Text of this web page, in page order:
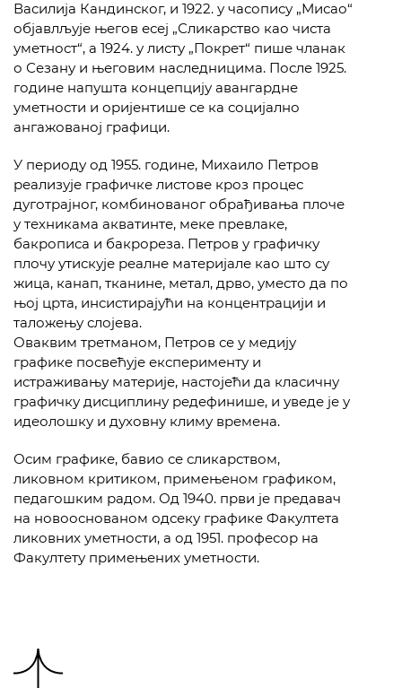
Василија Кандинског, и 1922. у часопису „Мисао“
објавлљује његов есеј „Сликарство као чиста
уметност“, а 1924. у листу „Покрет“ пише чланак
о Сезану и његовим наследницима. После 1925.
године напушта концепцију авангардне
уметности и оријентише се ка социјално
ангажованој графици.
У периоду од 1955. године, Михаило Петров
реализује графичке листове кроз процес
дуготрајног, комбинованог обрађивања плоче
у техникама акватинте, меке превлаке,
бакрописа и бакрореза. Петров у графичку
плочу утискује реалне материјале као што су
жица, канап, тканине, метал, дрво, уместо да по
њој црта, инсистирајући на концентрацији и
таложењу слојева.
Оваквим третманом, Петров се у медију
графике посвећује експерименту и
истраживању материје, настојећи да класичну
графичку дисциплину редефинише, и уведе је у
идеолошку и духовну климу времена.
Осим графике, бавио се сликарством,
ликовном критиком, примењеном графиком,
педагошким радом. Од 1940. први је предавач
на новооснованом одсеку графике Факултета
ликовних уметности, а од 1951. професор на
Факултету примењених уметности.